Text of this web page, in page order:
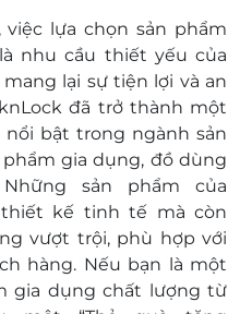
sử dụng" với bất kỳ lý
nhiệm đối với chất
vụ được cung cấp
chấp về sau giữa
hoặc thay đổi điều
mà không thông
-
tại các cửa hàng
lựa chọn sản phẩm
nhu cầu thiết yếu của
lại sự tiện lợi và an
đã trở thành một
bật trong ngành sản
gia dụng, đồ dùng
sản phẩm của
thiết kế tinh tế mà còn
vượt trội, phù hợp với
hàng. Nếu bạn là một
gia dụng chất lượng từ